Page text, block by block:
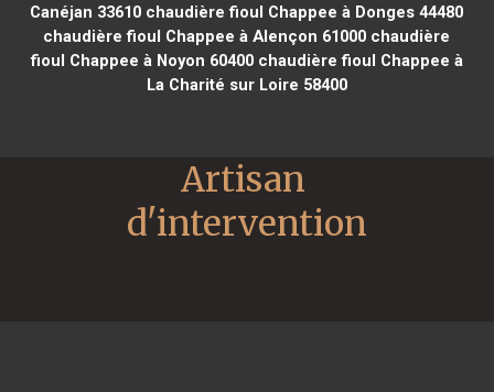
Canéjan 33610 chaudière fioul Chappee à Donges 44480
chaudière fioul Chappee à Alençon 61000 chaudière
fioul Chappee à Noyon 60400chaudière fioul Chappee à
La Charité sur Loire 58400
Artisan
d'intervention